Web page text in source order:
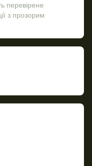
перевірене
з прозорим